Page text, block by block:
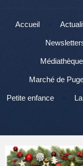
Menu
Aller au contenu
Accueil
Marché de
Petite enfance